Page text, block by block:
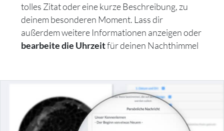
tolles Zitat oder eine kurze Beschreibung, zu
deinem besonderen Moment. Lass dir
außerdem weitere Informationen anzeigen oder
bearbeite die Uhrzeitfür deinen Nachthimmel